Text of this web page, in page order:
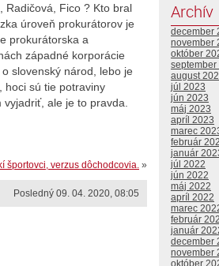
Radičová, Fico ? Kto bral
úroveň prokurátorov je
prokurátorska a
západné korporácie
slovenský národ, lebo je
hoci sú tie potraviny
ale je to pravda.
športovci, verzus dôchodcovia. »
Posledný 09. 04. 2020, 08:05
Archív
december
november
október
september
august
júl 2023
jún 2023
máj 2023
apríl 2023
marec
február
január
júl 2022
jún 2022
máj 2022
apríl 2022
marec
február
január
december
november
október